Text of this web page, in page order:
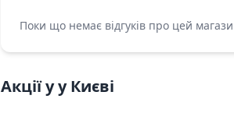
Поки що немає відгуків про цей
Акції у у Києві